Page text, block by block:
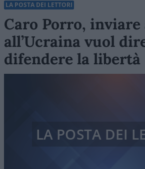
LA POSTA DEI LETTORI
Caro Porro,
all’Ucraina vuol
difendere la libertà
LA POSTA DEI